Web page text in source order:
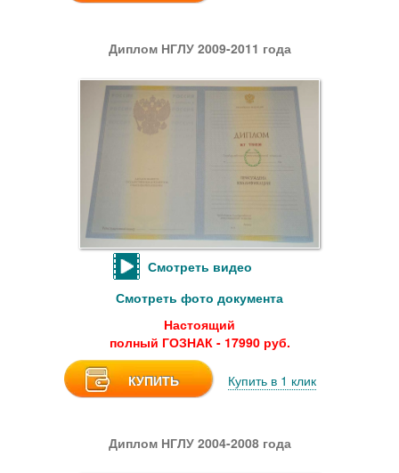
Диплом НГЛУ 2009-2011 года
Смотреть видео
Смотреть фото документа
Настоящий
полный ГОЗНАК - 17990 руб.
КУПИТЬ Купить в 1 клик
Диплом НГЛУ 2004-2008 года